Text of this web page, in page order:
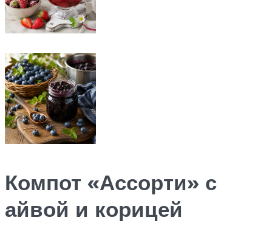
Компот «Ассорти» с
айвой и корицей